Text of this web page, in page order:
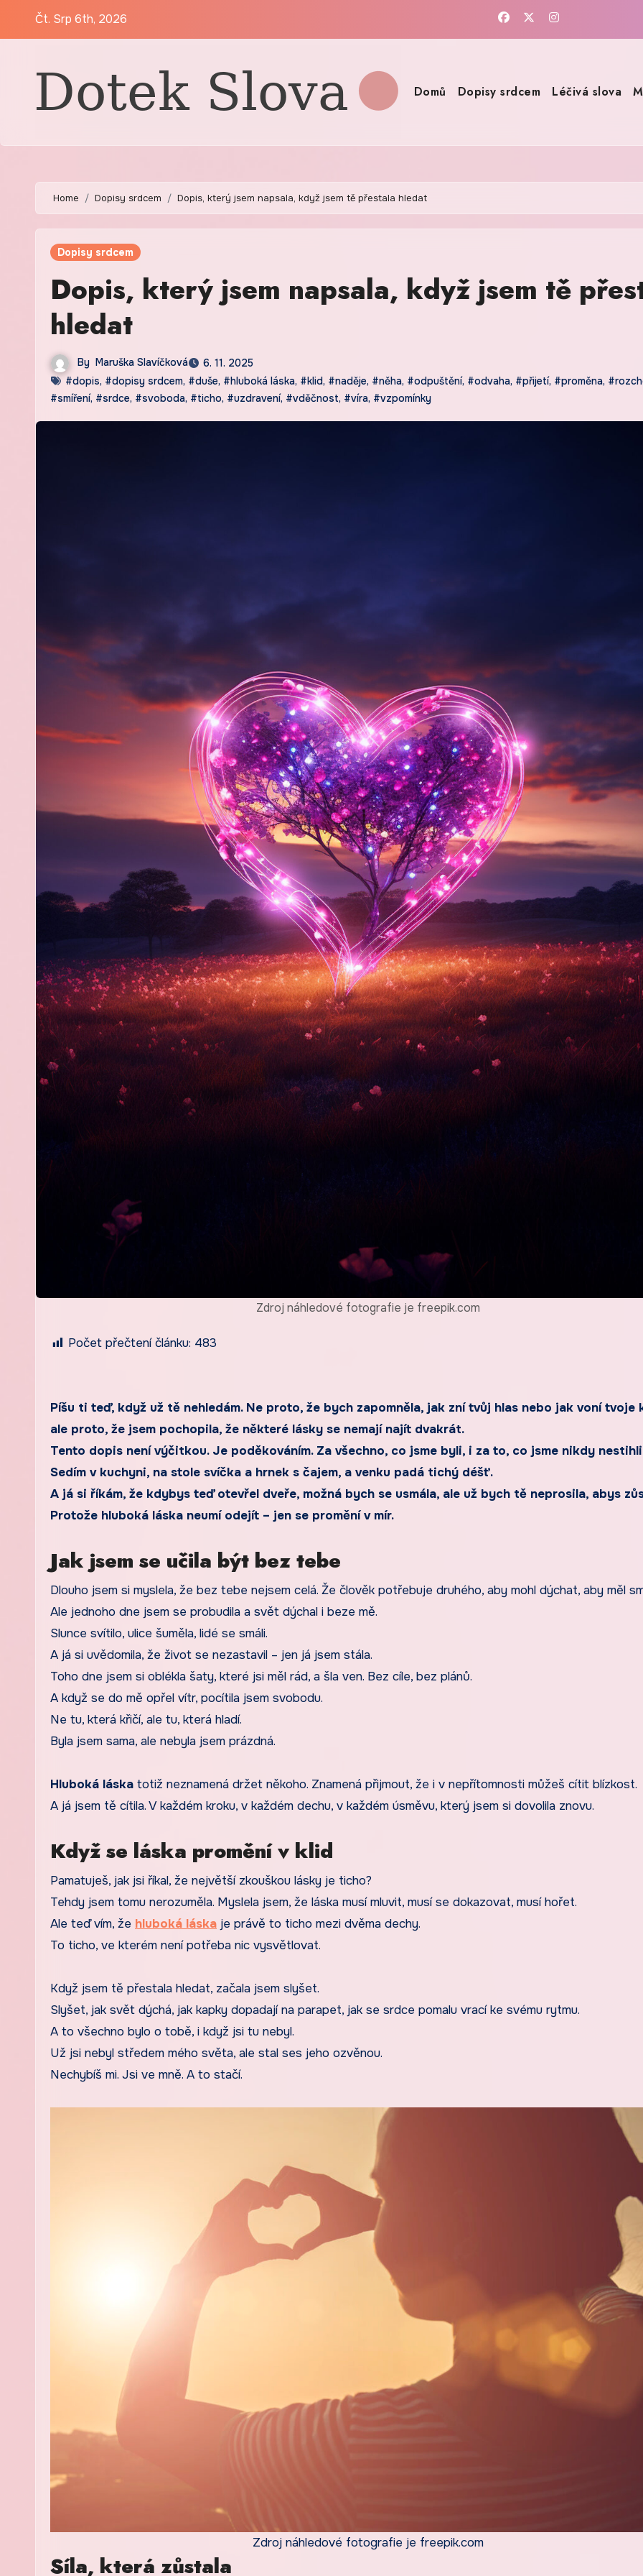
Čt. Srp 6th, 2026
Domů Dopisy srdcem Léčivá slova
Home Dopisy srdcem Dopis, který jsem napsala, když jsem tě přestala hledat
Dopisy srdcem
Dopis, který jsem napsala, když jsem tě
hledat
By Maruška Slavíčková
6. 11. 2025
#dopis, #dopisy srdcem, #duše, #hluboká láska, #klid, #naděje, #něha, #odpuštění, #odvaha, #přijetí, #proměna,
#smíření, #srdce, #svoboda, #ticho, #uzdravení, #vděčnost, #víra, #vzpomínky
Zdroj náhledové fotografie je freepik.com
Počet přečtení článku: 483
Píšu ti teď, když už tě nehledám. Ne proto, že bych zapomněla, jak zní tvůj hlas nebo jak voní tvoje
ale proto, že jsem pochopila, že některé lásky se nemají najít dvakrát.
Tento dopis není výčitkou. Je poděkováním. Za všechno, co jsme byli, i za to, co jsme nikdy
Sedím v kuchyni, na stole svíčka a hrnek s čajem, a venku padá tichý déšť.
A já si říkám, že kdybys teď otevřel dveře, možná bych se usmála, ale už bych tě neprosila, abys
Protože hluboká láska neumí odejít – jen se promění v mír.
Jak jsem se učila být bez tebe
Dlouho jsem si myslela, že bez tebe nejsem celá. Že člověk potřebuje druhého, aby mohl dýchat, aby měl
Ale jednoho dne jsem se probudila a svět dýchal i beze mě.
Slunce svítilo, ulice šuměla, lidé se smáli.
A já si uvědomila, že život se nezastavil – jen já jsem stála.
Toho dne jsem si oblékla šaty, které jsi měl rád, a šla ven. Bez cíle, bez plánů.
A když se do mě opřel vítr, pocítila jsem svobodu.
Ne tu, která křičí, ale tu, která hladí.
Byla jsem sama, ale nebyla jsem prázdná.
Hluboká láska totiž neznamená držet někoho. Znamená přijmout, že i v nepřítomnosti můžeš cítit blízkost.
A já jsem tě cítila. V každém kroku, v každém dechu, v každém úsměvu, který jsem si dovolila znovu.
Když se láska promění v klid
Pamatuješ, jak jsi říkal, že největší zkouškou lásky je ticho?
Tehdy jsem tomu nerozuměla. Myslela jsem, že láska musí mluvit, musí se dokazovat, musí hořet.
Ale teď vím, že hluboká láska je právě to ticho mezi dvěma dechy.
To ticho, ve kterém není potřeba nic vysvětlovat.
Když jsem tě přestala hledat, začala jsem slyšet.
Slyšet, jak svět dýchá, jak kapky dopadají na parapet, jak se srdce pomalu vrací ke svému rytmu.
A to všechno bylo o tobě, i když jsi tu nebyl.
Už jsi nebyl středem mého světa, ale stal ses jeho ozvěnou.
Nechybíš mi. Jsi ve mně. A to stačí.
Zdroj náhledové fotografie je freepik.com
Síla, která zůstala